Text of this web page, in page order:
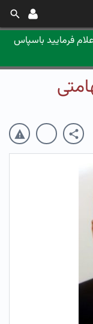
فرمایید باسپاس